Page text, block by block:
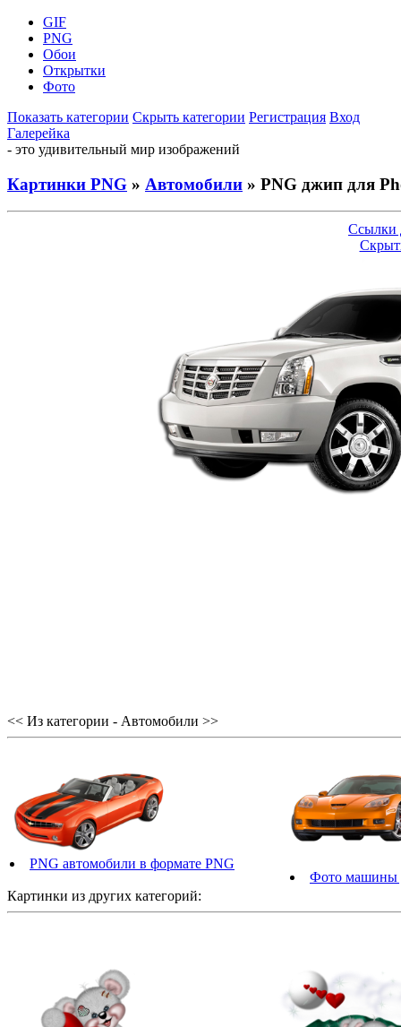
GIF
PNG
Обои
Открытки
Фото
Показать категории Скрыть категории Регистрация Вход
Галерейка
- это удивительный мир изображений
Картинки PNG » Автомобили » PNG джип для
Ссылки
<< Из категории - Автомобили >>
PNG автомобили в формате PNG
Фото машины
Картинки из других категорий: